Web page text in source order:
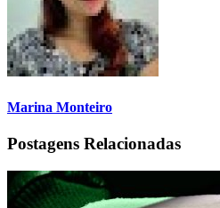
Marina Monteiro
Postagens Relacionadas